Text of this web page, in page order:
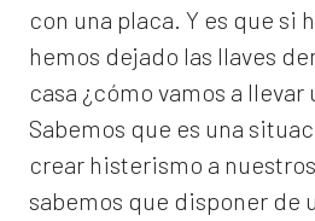
con una placa. Y es que si
hemos dejado las llaves
casa ¿cómo vamos a llevar
Sabemos que es una
crear histerismo a
sabemos que disponer de